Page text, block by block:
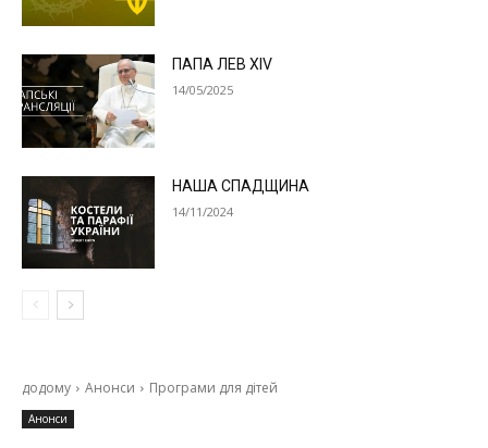
ПАПА ЛЕВ XIV
14/05/2025
НАША СПАДЩИНА
14/11/2024